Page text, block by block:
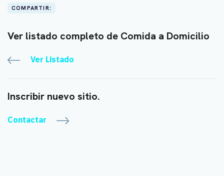
COMPARTIR:
Ver listado completo de Comida a Domicilio
Ver Listado
Inscribir nuevo sitio.
Contactar